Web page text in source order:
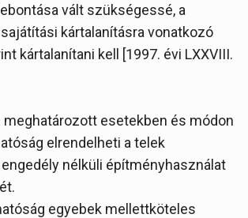
vált szükségessé, a
kártalanításra vonatkozó
kártalanítani kell [1997. évi LXXVIII.
meghatározott esetekben és módon
elrendelheti a telek
nélküli építményhasználat
egyebek mellettköteles